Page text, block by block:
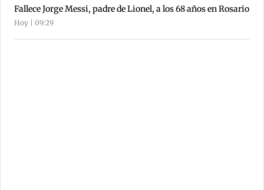
Fallece Jorge Messi, padre de Lionel, a los 68 años en Rosario
Hoy | 09:29